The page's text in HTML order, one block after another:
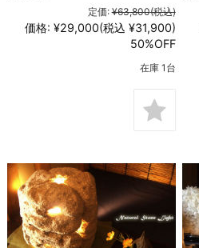
定価: ¥63,800(税込)
価格: ¥29,000(税込 ¥31,900)
50%OFF
在庫 1台